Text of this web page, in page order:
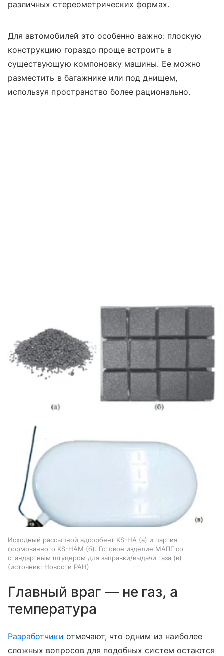
различных стереометрических формах.
Для автомобилей это особенно важно: плоскую
конструкцию гораздо проще встроить в
существующую компоновку машины. Ее можно
разместить в багажнике или под днищем,
используя пространство более рационально.
Исходный рассыпной адсорбент KS-HA (а) и партия
формованного KS-HAM (б). Готовое изделие МАПГ со
стандартным штуцером для заправки/выдачи газа (в)
источник: Новости РАН
Главный враг — не газ, а
температура
Разработчики отмечают, что одним из наиболее
сложных вопросов для подобных систем остаются